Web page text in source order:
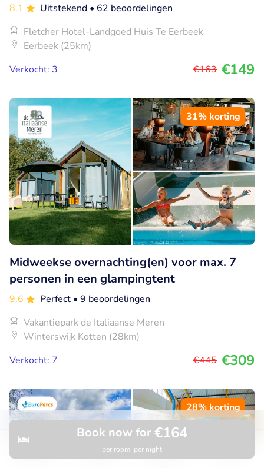
Search Bookings
Book now for€164
per room, per night
8.1 Uitstekend • 62 beoordelingen
Fletcher Hotel-Landgoed Huis Te Eerbeek
Eerbeek (25km)
Verkocht: 3
€163 €149
31% korting
Midweekse overnachting(en) voor max. 7
personen in een glampingtent
9.6 Perfect • 9 beoordelingen
Vakantiepark de Italiaanse Meren
Winterswijk Kotten (28km)
Verkocht: 7
€445 €309
28% korting